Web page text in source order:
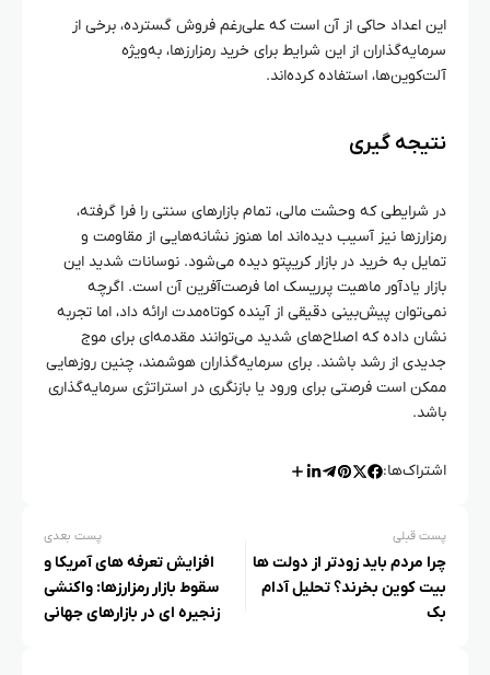
این اعداد حاکی از آن است که علی‌رغم فروش گسترده، برخی از
سرمایه‌گذاران از این شرایط برای خرید رمزارزها، به‌ویژه
آلت‌کوین‌ها، استفاده کرده‌اند.
نتیجه‌ گیری
در شرایطی که وحشت مالی، تمام بازارهای سنتی را فرا گرفته،
رمزارزها نیز آسیب دیده‌اند اما هنوز نشانه‌هایی از مقاومت و
تمایل به خرید در بازار کریپتو دیده می‌شود. نوسانات شدید این
بازار یادآور ماهیت پرریسک اما فرصت‌آفرین آن است. اگرچه
نمی‌توان پیش‌بینی دقیقی از آینده کوتاه‌مدت ارائه داد، اما تجربه
نشان داده که اصلاح‌های شدید می‌توانند مقدمه‌ای برای موج
جدیدی از رشد باشند. برای سرمایه‌گذاران هوشمند، چنین روزهایی
ممکن است فرصتی برای ورود یا بازنگری در استراتژی سرمایه‌گذاری
باشد.
اشتراک‌ها:
پست قبلی
چرا مردم باید زودتر از دولت‌ ها
بیت کوین بخرند؟ تحلیل آدام
بک
پست بعدی
افزایش تعرفه‌ های آمریکا و
سقوط بازار رمزارزها: واکنشی
زنجیره‌ ای در بازارهای جهانی